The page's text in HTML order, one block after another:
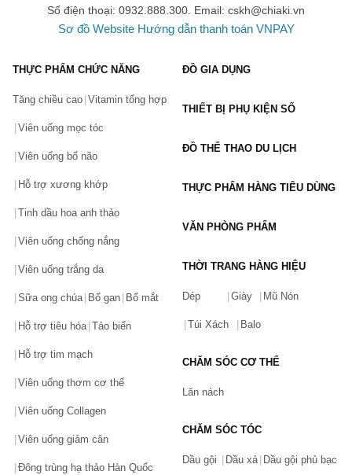
Số điện thoại: 0932.888.300. Email: cskh@chiaki.vn
Sơ đồ Website Hướng dẫn thanh toán VNPAY
THỰC PHẨM CHỨC NĂNG
Tăng chiều cao Vitamin tổng hợp
Viên uống mọc tóc
Viên uống bổ não
Hỗ trợ xương khớp
Tinh dầu hoa anh thảo
Viên uống chống nắng
Viên uống trắng da
Sữa ong chúa Bổ gan Bổ mắt
Hỗ trợ tiêu hóa Tảo biển
Hỗ trợ tim mạch
Viên uống thơm cơ thể
Viên uống Collagen
Viên uống giảm cân
Đông trùng hạ thảo Hàn Quốc
ĐỒ GIA DỤNG
THIẾT BỊ PHỤ KIỆN SỐ
ĐỒ THỂ THAO DU LỊCH
THỰC PHẨM HÀNG TIÊU DÙNG
VĂN PHÒNG PHẨM
THỜI TRANG HÀNG HIỆU
Dép Giày Mũ Nón
Túi Xách Balo
CHĂM SÓC CƠ THỂ
Lăn nách
CHĂM SÓC TÓC
Dầu gội Dầu xả Dầu gội phủ bạc